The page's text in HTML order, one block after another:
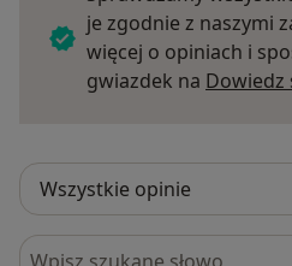
je zgodnie z naszymi
więcej o opiniach i
gwiazdek na Dowiedz
Szukaj w opiniach